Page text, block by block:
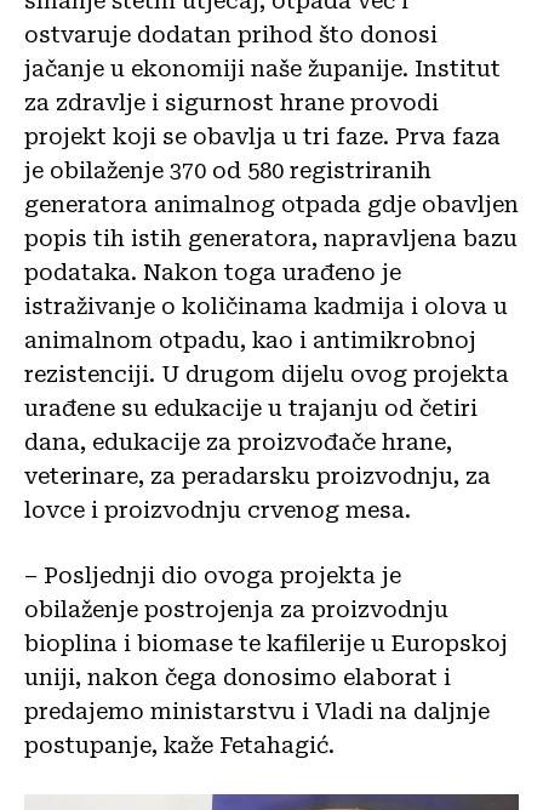
ostvaruje dodatan prihod što donosi
jačanje u ekonomiji naše županije. Institut
za zdravlje i sigurnost hrane provodi
projekt koji se obavlja u tri faze. Prva faza
je obilaženje 370 od 580 registriranih
generatora animalnog otpada gdje obavljen
popis tih istih generatora, napravljena bazu
podataka. Nakon toga urađeno je
istraživanje o količinama kadmija i olova u
animalnom otpadu, kao i antimikrobnoj
rezistenciji. U drugom dijelu ovog projekta
urađene su edukacije u trajanju od četiri
dana, edukacije za proizvođače hrane,
veterinare, za peradarsku proizvodnju, za
lovce i proizvodnju crvenog mesa.
– Posljednji dio ovoga projekta je
obilaženje postrojenja za proizvodnju
bioplina i biomase te kafilerije u Europskoj
uniji, nakon čega donosimo elaborat i
predajemo ministarstvu i Vladi na daljnje
postupanje, kaže Fetahagić.